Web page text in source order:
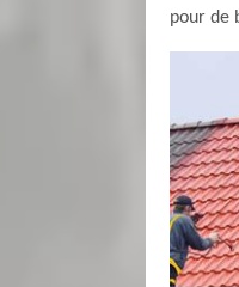
pour de